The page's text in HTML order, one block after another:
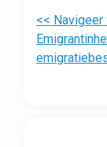
<< Navigeer